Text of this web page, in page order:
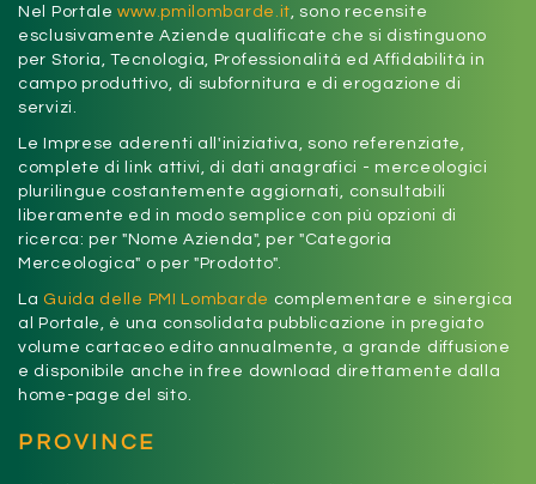
Nel Portalewww.pmilombarde.it, sono recensite
esclusivamente Aziende qualificate che si distinguono
per Storia, Tecnologia, Professionalità ed Affidabilità in
campo produttivo, di subfornitura e di erogazione di
servizi.
Le Imprese aderenti all'iniziativa, sono referenziate,
complete di link attivi, di dati anagrafici - merceologici
plurilingue costantemente aggiornati, consultabili
liberamente ed in modo semplice con più opzioni di
ricerca: per "Nome Azienda", per "Categoria
Merceologica" o per "Prodotto".
La Guida delle PMI Lombarde complementare e sinergica
al Portale, è una consolidata pubblicazione in pregiato
volume cartaceo edito annualmente, a grande diffusione
e disponibile anche in free download direttamente dalla
home-page del sito.
PROVINCE